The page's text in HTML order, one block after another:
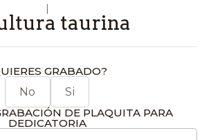
|
taurina
GRABADO?
No Si
DE PLAQUITA PARA
DEDICATORIA